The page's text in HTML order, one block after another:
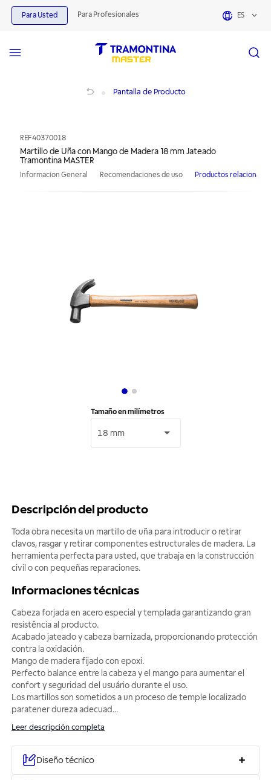
Para Usted Para Profesionales ES
Pantalla de Producto
REF40370018
Martillo de Uña con Mango de Madera 18 mm Jateado
Tramontina MASTER
Informacion General Recomendaciones de uso Productos
Tamaño en milímetros
18 mm
Descripción del producto
Toda obra necesita un martillo de uña para introducir o retirar
clavos, rasgar y retirar componentes estructurales de madera. La
herramienta perfecta para usted, que trabaja en la construcción
civil o con pequeñas reparaciones.
Informaciones técnicas
Cabeza forjada en acero especial y templada garantizando gran
resistência al producto.
Acabado jateado y cabeza barnizada, proporcionando protección
contra la oxidación.
Mango de madera fijado con epoxi.
Perfecto balance entre la cabeza y el mango para aumentar el
confort y seguridad del usuário durante el uso.
Los martillos son sometidos a un proceso de temple localizado
paratener dureza adecuad ...
Leer descripción completa
Diseño técnico